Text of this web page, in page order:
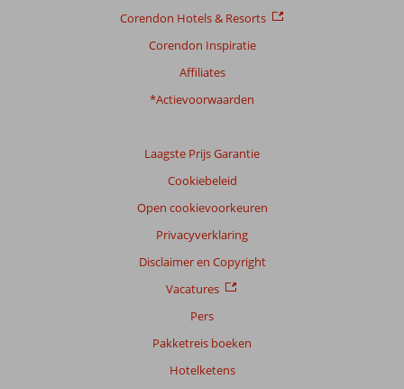
Corendon Hotels & Resorts
Corendon Inspiratie
Affiliates
*Actievoorwaarden
Laagste Prijs Garantie
Cookiebeleid
Open cookievoorkeuren
Privacyverklaring
Disclaimer en Copyright
Vacatures
Pers
Pakketreis boeken
Hotelketens